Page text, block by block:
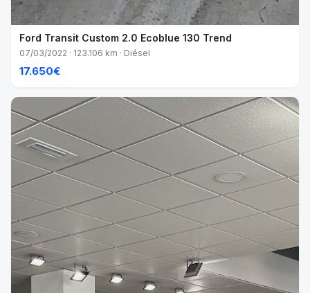
Ford Transit Custom 2.0 Ecoblue 130 Trend
07/03/2022 · 123.106 km · Diésel
17.650€
VENDIDO